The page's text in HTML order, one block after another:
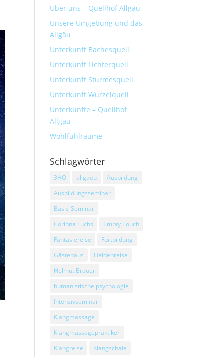
Über uns – Quellhof Allgäu
Unsere Umgebung und das
Allgäu
Unterkunft Bachesquell
Unterkunft Lichterquell
Unterkunft Sturmesquell
Unterkunft Wurzelquell
Unterkünfte – Quellhof
Allgäu
Wohlfühlräume
Schlagwörter
3HO allgaeu
Ausbildung
Ausbildungsseminar
Basis-Seminar
Corinna Fuchs
Empty Touch
Fantasiereise
Fortbildung
Gästehaus
Heldenreise
Helmut Bräuer
humanistische psychologie
Intensivseminar
Klangmassage
Klangmassagepraktiker
Klangreise
Klangschale